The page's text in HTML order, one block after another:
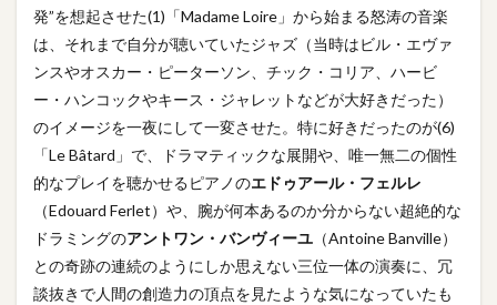
発”を想起させた(1)「Madame Loire」から始まる怒涛の音楽
は、それまで自分が聴いていたジャズ（当時はビル・エヴァ
ンスやオスカー・ピーターソン、チック・コリア、ハービ
ー・ハンコックやキース・ジャレットなどが大好きだった）
のイメージを一夜にして一変させた。特に好きだったのが(6)
「Le Bâtard」で、ドラマティックな展開や、唯一無二の個性
的なプレイを聴かせるピアノのエドゥアール・フェルレ
（Edouard Ferlet）や、腕が何本あるのか分からない超絶的な
ドラミングのアントワン・バンヴィーユ （Antoine Banville）
との奇跡の連続のようにしか思えない三位一体の演奏に、冗
談抜きで人間の創造力の頂点を見たような気になっていたも